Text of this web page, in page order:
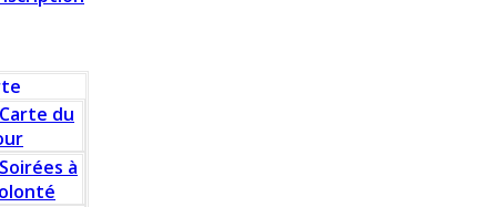
Carte du
Soirées à